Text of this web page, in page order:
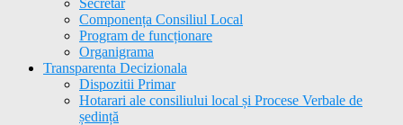
Secretar
Componența Consiliul Local
Program de funcționare
Organigrama
Transparenta Decizionala
Dispozitii Primar
Hotarari ale consiliului local și Procese Verbale de
ședință